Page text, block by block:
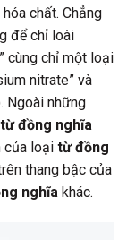
chất. Chẳng
để chỉ loài
cùng chỉ một loại
nitrate” và
Ngoài những
từ đồng nghĩa
của loại từ đồng
thang bậc của
nghĩa khác.